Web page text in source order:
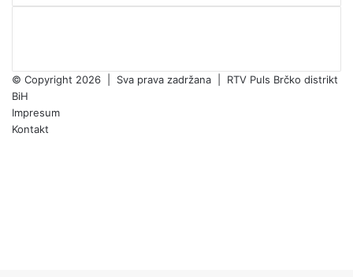
© Copyright 2026 | Sva prava zadržana | RTV Puls Brčko distrikt
BiH
Impresum
Kontakt